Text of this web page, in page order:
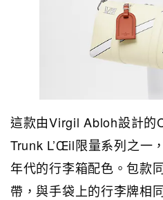
這款由Virgil Abloh設計的
Trunk L’Œil限量系列之一
年代的行李箱配色。包款
帶，與手袋上的行李牌相